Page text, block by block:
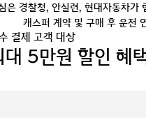
은 경찰청, 안실련, 현대자동차가
캐스퍼 계약 및 구매 후 운전
결제 고객 대상
대 5만원 할인 혜